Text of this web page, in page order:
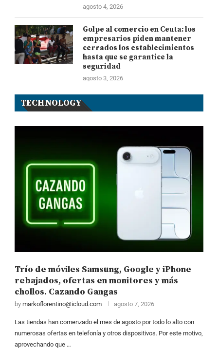
agosto 4, 2026
Golpe al comercio en Ceuta: los
empresarios piden mantener
cerrados los establecimientos
hasta que se garantice la
seguridad
agosto 3, 2026
TECHNOLOGY
Trío de móviles Samsung, Google y iPhone
rebajados, ofertas en monitores y más
chollos. Cazando Gangas
by markoflorentino@icloud.com agosto 7, 2026
Las tiendas han comenzado el mes de agosto por todo lo alto con
numerosas ofertas en telefonía y otros dispositivos. Por este motivo,
aprovechando que …